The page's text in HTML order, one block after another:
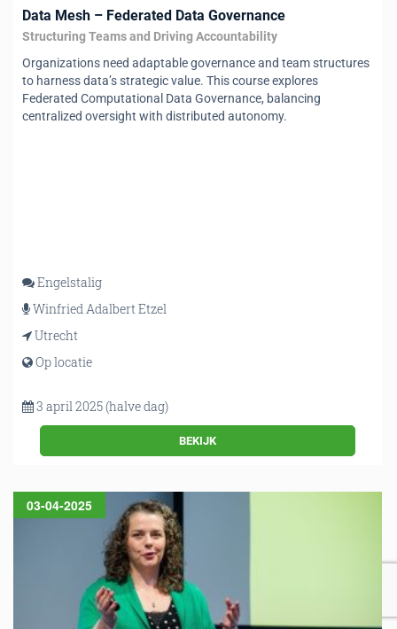
Data Mesh – Federated Data Governance
Structuring Teams and Driving Accountability
Organizations need adaptable governance and team structures
to harness data’s strategic value. This course explores
Federated Computational Data Governance, balancing
centralized oversight with distributed autonomy.
Engelstalig
Winfried Adalbert Etzel
Utrecht
Op locatie
3 april 2025 (halve dag)
BEKIJK
03-04-2025